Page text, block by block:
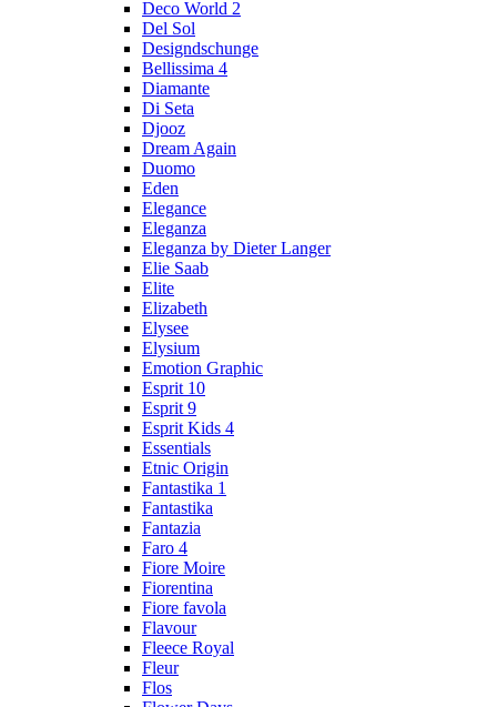
Deco World 2
Del Sol
Designdschunge
Bellissima 4
Diamante
Di Seta
Djooz
Dream Again
Duomo
Eden
Elegance
Eleganza
Eleganza by Dieter Langer
Elie Saab
Elite
Elizabeth
Elysee
Elysium
Emotion Graphic
Esprit 10
Esprit 9
Esprit Kids 4
Essentials
Etnic Origin
Fantastika 1
Fantastika
Fantazia
Faro 4
Fiore Moire
Fiorentina
Fiore favola
Flavour
Fleece Royal
Fleur
Flos